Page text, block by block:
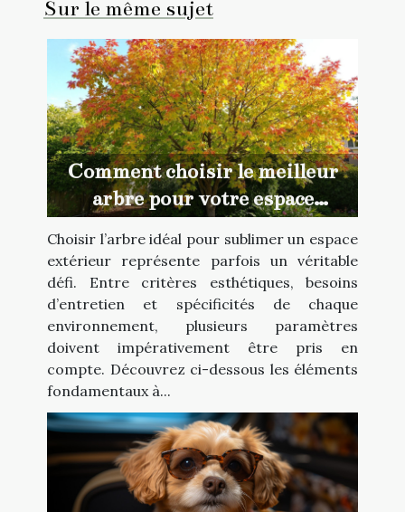
Sur le même sujet
Comment choisir le meilleur
arbre pour votre espace
extérieur ?
Choisir l’arbre idéal pour sublimer un espace
extérieur représente parfois un véritable
défi. Entre critères esthétiques, besoins
d’entretien et spécificités de chaque
environnement, plusieurs paramètres
doivent impérativement être pris en
compte. Découvrez ci-dessous les éléments
fondamentaux à...